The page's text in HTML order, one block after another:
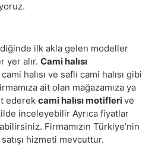
ilk akla gelen modeller
yer alır. Cami halısı
halısı ve saflı cami halısı gibi
ait olan mağazamıza ya
ederek cami halısı motiflerive
inceleyebilir Ayrıca fiyatlar
Firmamızın Türkiye’nin
hizmeti mevcuttur.